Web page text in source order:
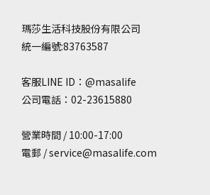
瑪莎生活科技股份有限公司
統一編號:83763587
客服LINE ID：@masalife
公司電話：02-23615880
營業時間 / 10:00-17:00
電郵 / service@masalife.com